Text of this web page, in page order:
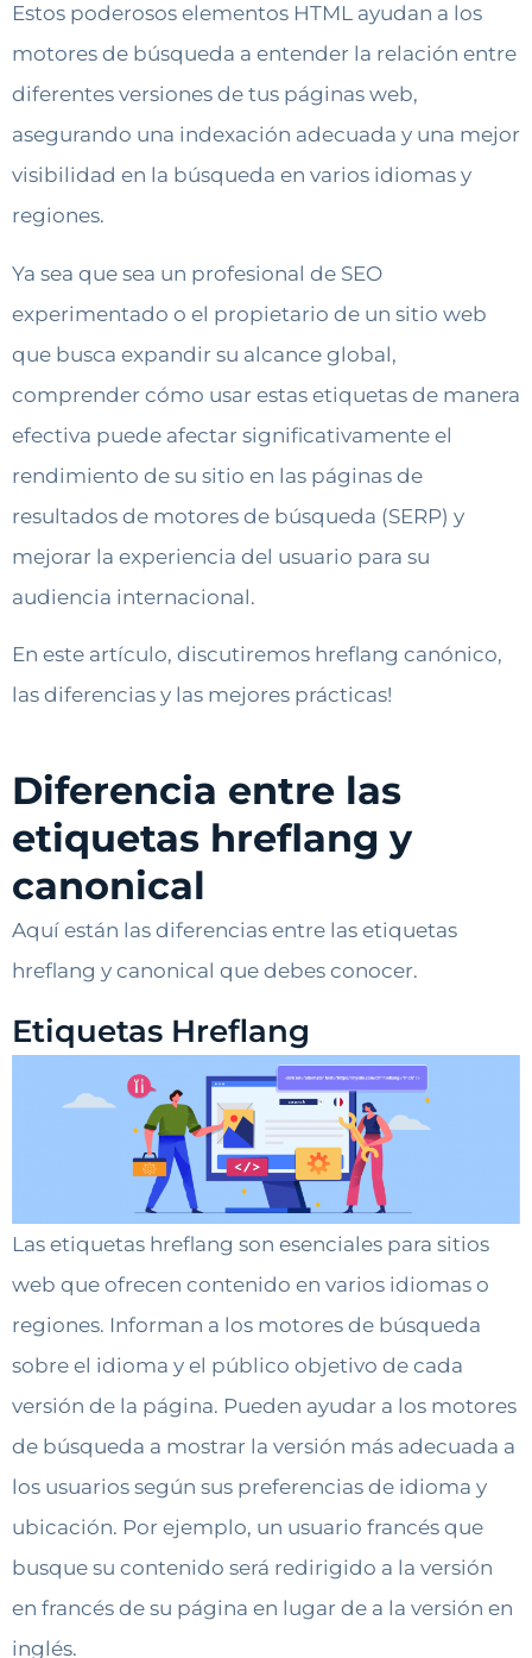
Estos poderosos elementos HTML ayudan a los
motores de búsqueda a entender la relación entre
diferentes versiones de tus páginas web,
asegurando una indexación adecuada y una mejor
visibilidad en la búsqueda en varios idiomas y
regiones.
Ya sea que sea un profesional de SEO
experimentado o el propietario de un sitio web
que busca expandir su alcance global,
comprender cómo usar estas etiquetas de manera
efectiva puede afectar significativamente el
rendimiento de su sitio en las páginas de
resultados de motores de búsqueda (SERP) y
mejorar la experiencia del usuario para su
audiencia internacional.
En este artículo, discutiremos hreflang canónico,
las diferencias y las mejores prácticas!
Diferencia entre las
etiquetas hreflang y
canonical
Aquí están las diferencias entre las etiquetas
hreflang y canonical que debes conocer.
Etiquetas Hreflang
Las etiquetas hreflang son esenciales para sitios
web que ofrecen contenido en varios idiomas o
regiones. Informan a los motores de búsqueda
sobre el idioma y el público objetivo de cada
versión de la página. Pueden ayudar a los motores
de búsqueda a mostrar la versión más adecuada a
los usuarios según sus preferencias de idioma y
ubicación. Por ejemplo, un usuario francés que
busque su contenido será redirigido a la versión
en francés de su página en lugar de a la versión en
inglés.